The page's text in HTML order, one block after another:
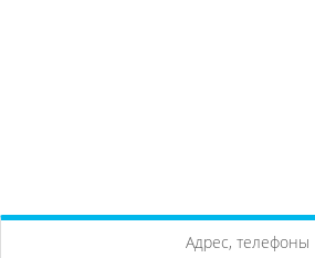
Адрес, телефоны